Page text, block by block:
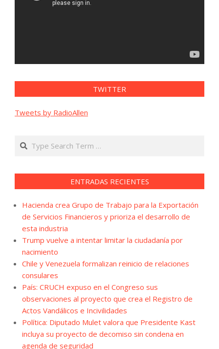
TWITTER
Tweets by RadioAllen
Search
ENTRADAS RECIENTES
Hacienda crea Grupo de Trabajo para la Exportación
de Servicios Financieros y prioriza el desarrollo de
esta industria
Trump vuelve a intentar limitar la ciudadanía por
nacimiento
Chile y Venezuela formalizan reinicio de relaciones
consulares
País: CRUCH expuso en el Congreso sus
observaciones al proyecto que crea el Registro de
Actos Vandálicos e Incivilidades
Política: Diputado Mulet valora que Presidente Kast
incluya su proyecto de decomiso sin condena en
agenda de seguridad